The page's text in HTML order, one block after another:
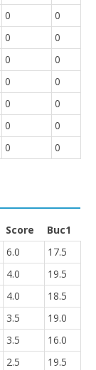
0
0
0
0
0
0
0
0
0
0
0
0
0 0
Score
Buc1
6.0
17.5
4.0
19.5
4.0
18.5
3.5
19.0
3.5
16.0
2.5
19.5